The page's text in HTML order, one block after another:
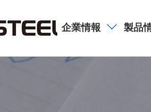
企業情報 製品